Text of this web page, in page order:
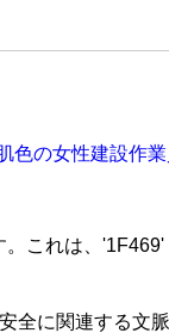
色の女性建設作業
これは、
全に関連する文